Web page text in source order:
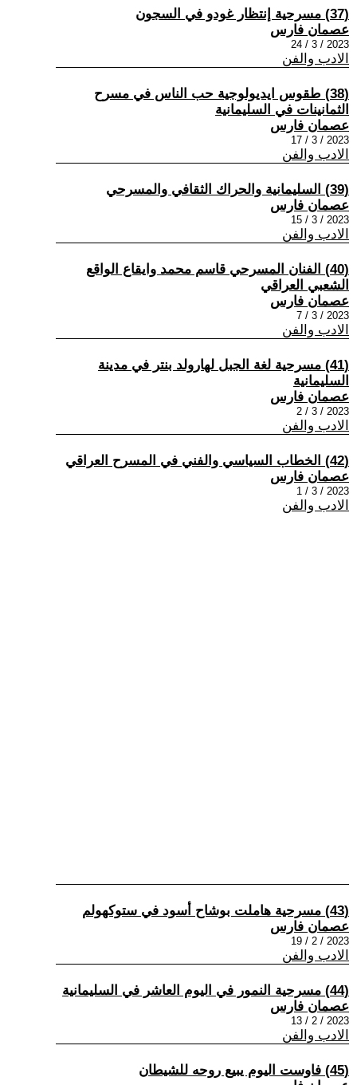
(37) مسرحية إنتظار غودو في السجون
عصمان فارس
2023 / 3 / 24
الادب والفن
(38) طقوس ايديولوجية حب الناس في مسرح
الثمانينات في السليمانية
عصمان فارس
2023 / 3 / 17
الادب والفن
(39) السليمانية والحراك الثقافي والمسرحي
عصمان فارس
2023 / 3 / 15
الادب والفن
(40) الفنان المسرحي قاسم محمد وايقاع الواقع
الشعبي العراقي
عصمان فارس
2023 / 3 / 7
الادب والفن
(41) مسرحية لغة الجبل لهارولد بنتر في مدينة
السليمانية
عصمان فارس
2023 / 3 / 2
الادب والفن
(42) الخطاب السياسي والفني في المسرح العراقي
عصمان فارس
2023 / 3 / 1
الادب والفن
(43) مسرحية هاملت بوشاح أسود في ستوكهولم
عصمان فارس
2023 / 2 / 19
الادب والفن
(44) مسرحية النمور في اليوم العاشر في السليمانية
عصمان فارس
2023 / 2 / 13
الادب والفن
(45) فاوست اليوم يبيع روحه للشيطان